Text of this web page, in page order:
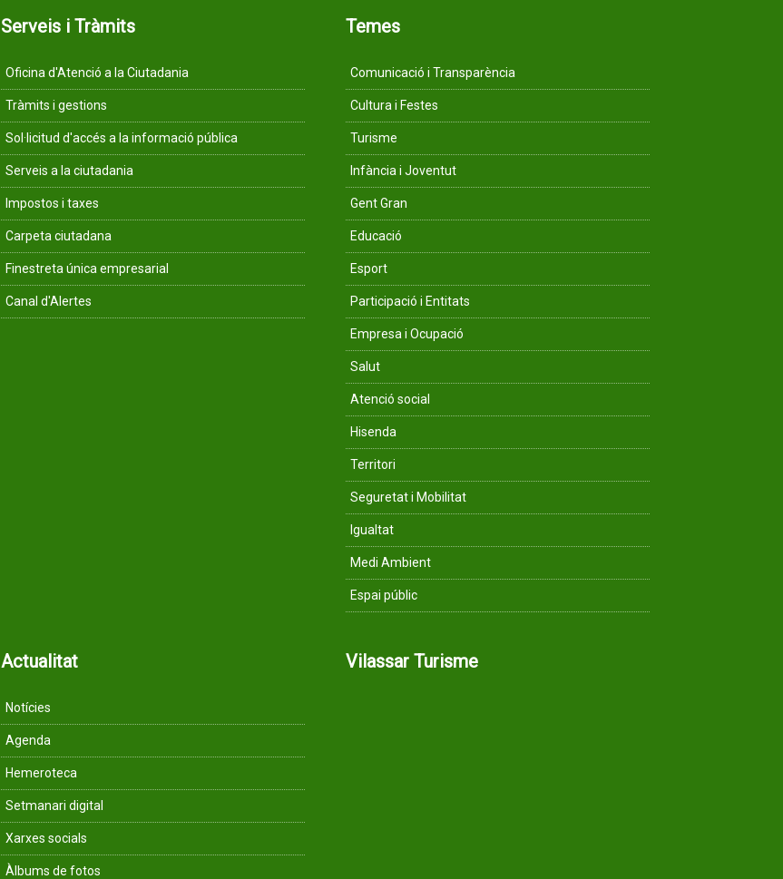
Serveis i Tràmits
Oficina d'Atenció a la Ciutadania
Tràmits i gestions
Sol·licitud d'accés a la informació pública
Serveis a la ciutadania
Impostos i taxes
Carpeta ciutadana
Finestreta única empresarial
Canal d'Alertes
Temes
Comunicació i Transparència
Cultura i Festes
Turisme
Infància i Joventut
Gent Gran
Educació
Esport
Participació i Entitats
Empresa i Ocupació
Salut
Atenció social
Hisenda
Territori
Seguretat i Mobilitat
Igualtat
Medi Ambient
Espai públic
Actualitat
Notícies
Agenda
Hemeroteca
Setmanari digital
Xarxes socials
Àlbums de fotos
Vilassar Turisme